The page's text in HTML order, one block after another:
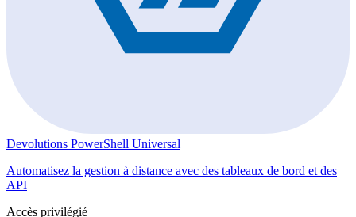
Devolutions PowerShell Universal
Automatisez la gestion à distance avec des tableaux de bord et des
API
Accès privilégié